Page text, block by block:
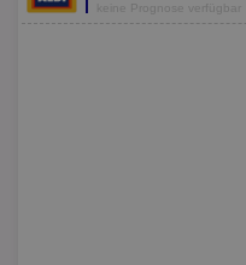
keine Prognose verfügbar